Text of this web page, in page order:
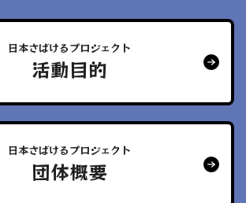
日本さばけるプロジェクト
活動目的
日本さばけるプロジェクト
団体概要